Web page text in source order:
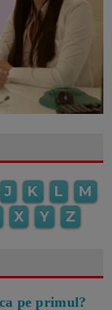
J K L
M
X Y Z
pe primul?